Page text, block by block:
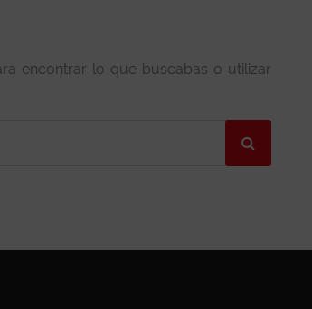
encontrar lo que buscabas o utilizar